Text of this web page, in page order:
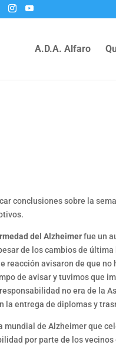
A.D.A. Alfaro
conclusiones sobre la
del Alzheimerfue un
de los cambios de última
reacción avisaron de que
de avisar y tuvimos que
no era de la
la entrega de diplomas y
mundial de Alzheimer que
por parte de los